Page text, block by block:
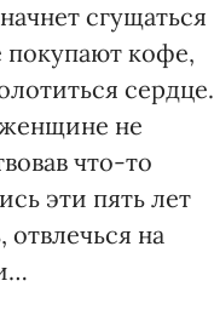
сгущаться
покупают кофе,
сердце.
женщине не
что-то
эти пять лет
на